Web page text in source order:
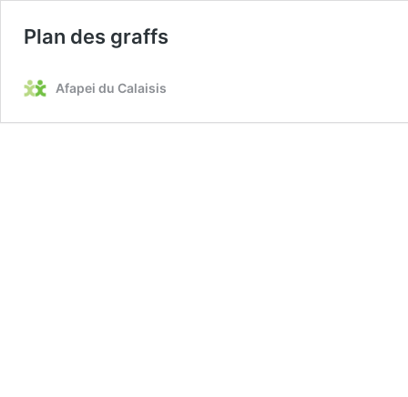
Plan des graffs
Afapei du Calaisis